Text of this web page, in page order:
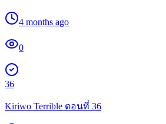
4 months ago
0
36
Kiriwo Terrible ตอนที่ 36